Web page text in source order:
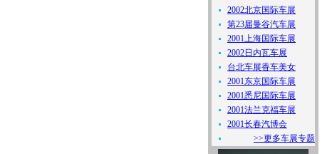
2002北京国际车展
第23届曼谷汽车展
2001上海国际车展
2002日内瓦车展
台北车展香车美女
2001东京国际车展
2001悉尼国际车展
2001法兰克福车展
2001长春汽博会
>>更多车展专题